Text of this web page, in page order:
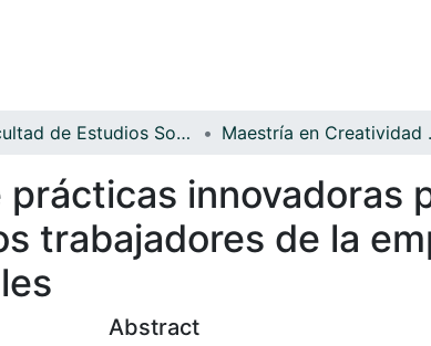
Facultad de Estudios Sociales y Empresariales
innovadoras
trabajadores de la
Abstract